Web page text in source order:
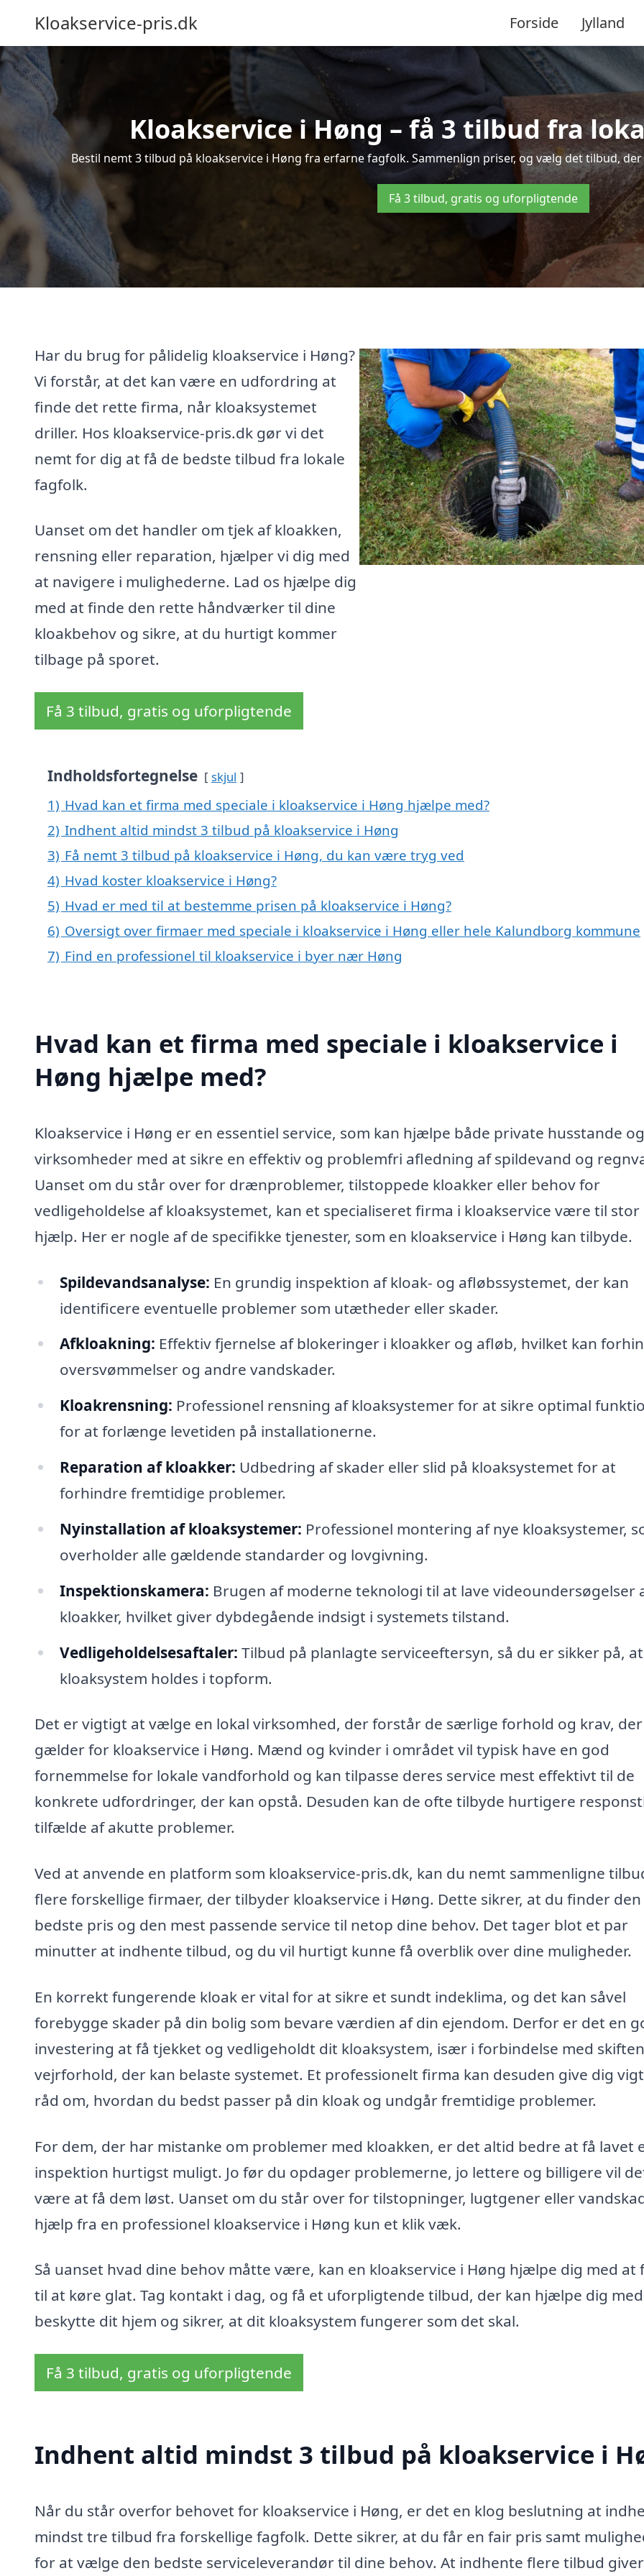
Kloakservice-pris.dk Forside Jylland
Kloakservice i Høng – få 3 tilbud fra
Bestil nemt 3 tilbud på kloakservice i Høng fra erfarne fagfolk. Sammenlign priser, og vælg det tilbud,
Få 3 tilbud, gratis og uforpligtende
Har du brug for pålidelig kloakservice i Høng?
Vi forstår, at det kan være en udfordring at
finde det rette firma, når kloaksystemet
driller. Hos kloakservice-pris.dk gør vi det
nemt for dig at få de bedste tilbud fra lokale
fagfolk.
Uanset om det handler om tjek af kloakken,
rensning eller reparation, hjælper vi dig med
at navigere i mulighederne. Lad os hjælpe dig
med at finde den rette håndværker til dine
kloakbehov og sikre, at du hurtigt kommer
tilbage på sporet.
Få 3 tilbud, gratis og uforpligtende
Indholdsfortegnelse skjul
1) Hvad kan et firma med speciale i kloakservice i Høng hjælpe med?
2) Indhent altid mindst 3 tilbud på kloakservice i Høng
3) Få nemt 3 tilbud på kloakservice i Høng, du kan være tryg ved
4) Hvad koster kloakservice i Høng?
5) Hvad er med til at bestemme prisen på kloakservice i Høng?
6) Oversigt over firmaer med speciale i kloakservice i Høng eller hele Kalundborg kommune
7) Find en professionel til kloakservice i byer nær Høng
Hvad kan et firma med speciale i kloakservice i
Høng hjælpe med?
Kloakservice i Høng er en essentiel service, som kan hjælpe både private husstande og
virksomheder med at sikre en effektiv og problemfri afledning af spildevand og
Uanset om du står over for drænproblemer, tilstoppede kloakker eller behov for
vedligeholdelse af kloaksystemet, kan et specialiseret firma i kloakservice være til stor
hjælp. Her er nogle af de specifikke tjenester, som en kloakservice i Høng kan tilbyde.
Spildevandsanalyse: En grundig inspektion af kloak- og afløbssystemet, der kan
identificere eventuelle problemer som utætheder eller skader.
Afkloakning: Effektiv fjernelse af blokeringer i kloakker og afløb, hvilket kan
oversvømmelser og andre vandskader.
Kloakrensning: Professionel rensning af kloaksystemer for at sikre optimal
for at forlænge levetiden på installationerne.
Reparation af kloakker: Udbedring af skader eller slid på kloaksystemet for at
forhindre fremtidige problemer.
Nyinstallation af kloaksystemer: Professionel montering af nye kloaksystemer,
overholder alle gældende standarder og lovgivning.
Inspektionskamera: Brugen af moderne teknologi til at lave videoundersøgelser
kloakker, hvilket giver dybdegående indsigt i systemets tilstand.
Vedligeholdelsesaftaler: Tilbud på planlagte serviceeftersyn, så du er sikker på,
kloaksystem holdes i topform.
Det er vigtigt at vælge en lokal virksomhed, der forstår de særlige forhold og krav, der
gælder for kloakservice i Høng. Mænd og kvinder i området vil typisk have en god
fornemmelse for lokale vandforhold og kan tilpasse deres service mest effektivt til de
konkrete udfordringer, der kan opstå. Desuden kan de ofte tilbyde hurtigere
tilfælde af akutte problemer.
Ved at anvende en platform som kloakservice-pris.dk, kan du nemt sammenligne
flere forskellige firmaer, der tilbyder kloakservice i Høng. Dette sikrer, at du finder den
bedste pris og den mest passende service til netop dine behov. Det tager blot et par
minutter at indhente tilbud, og du vil hurtigt kunne få overblik over dine muligheder.
En korrekt fungerende kloak er vital for at sikre et sundt indeklima, og det kan såvel
forebygge skader på din bolig som bevare værdien af din ejendom. Derfor er det en
investering at få tjekket og vedligeholdt dit kloaksystem, især i forbindelse med
vejrforhold, der kan belaste systemet. Et professionelt firma kan desuden give dig
råd om, hvordan du bedst passer på din kloak og undgår fremtidige problemer.
For dem, der har mistanke om problemer med kloakken, er det altid bedre at få lavet
inspektion hurtigst muligt. Jo før du opdager problemerne, jo lettere og billigere vil
være at få dem løst. Uanset om du står over for tilstopninger, lugtgener eller
hjælp fra en professionel kloakservice i Høng kun et klik væk.
Så uanset hvad dine behov måtte være, kan en kloakservice i Høng hjælpe dig med at
til at køre glat. Tag kontakt i dag, og få et uforpligtende tilbud, der kan hjælpe dig
beskytte dit hjem og sikrer, at dit kloaksystem fungerer som det skal.
Få 3 tilbud, gratis og uforpligtende
Indhent altid mindst 3 tilbud på kloakservice i
Når du står overfor behovet for kloakservice i Høng, er det en klog beslutning at
mindst tre tilbud fra forskellige fagfolk. Dette sikrer, at du får en fair pris samt
for at vælge den bedste serviceleverandør til dine behov. At indhente flere tilbud